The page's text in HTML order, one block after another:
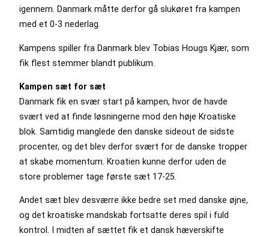
igennem. Danmark måtte derfor gå slukøret fra kampen
med et 0-3 nederlag.
Kampens spiller fra Danmark blev Tobias Hougs Kjær, som
fik flest stemmer blandt publikum.
Kampen sæt for sæt
Danmark fik en svær start på kampen, hvor de havde
svært ved at finde løsningerne mod den høje Kroatiske
blok. Samtidig manglede den danske sideout de sidste
procenter, og det blev derfor svært for de danske tropper
at skabe momentum. Kroatien kunne derfor uden de
store problemer tage første sæt 17-25.
Andet sæt blev desværre ikke bedre set med danske øjne,
og det kroatiske mandskab fortsatte deres spil i fuld
kontrol. I midten af sættet fik et dansk hæverskifte